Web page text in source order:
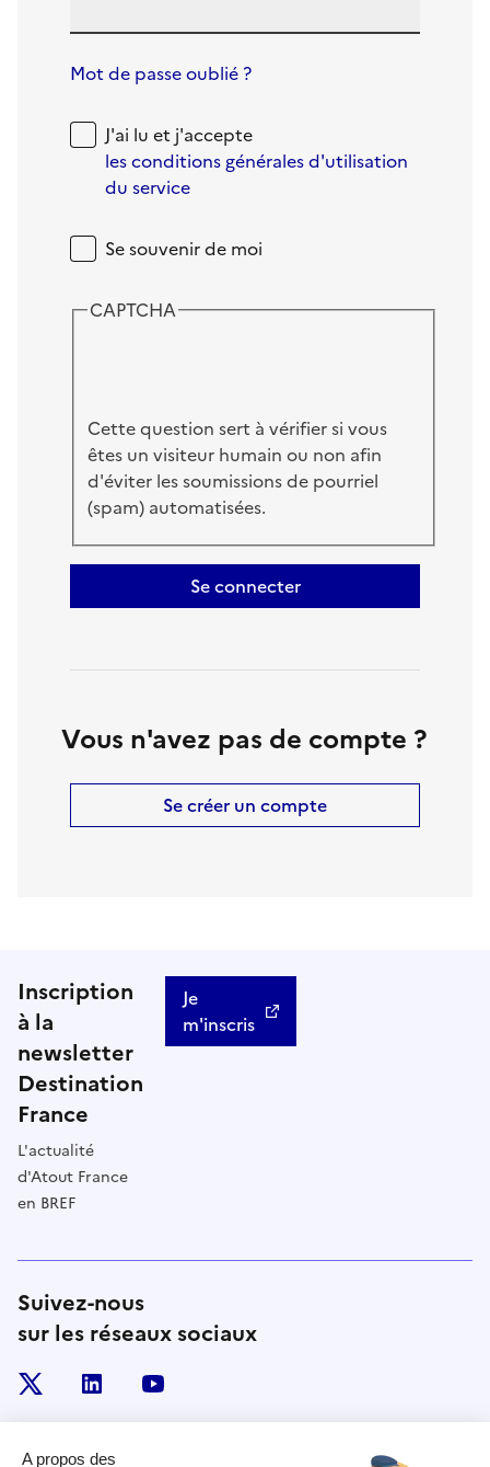
Mot de passe oublié ?
J'ai lu et j'accepte
les conditions générales d'utilisation
du service
Se souvenir de moi
CAPTCHA
Cette question sert à vérifier si vous
êtes un visiteur humain ou non afin
d'éviter les soumissions de pourriel
(spam) automatisées.
Se connecter
Vous n'avez pas de compte ?
Se créer un compte
Inscription
à la
newsletter
Destination
France
L'actualité
d'Atout France
en BREF
Je
m'inscris
Suivez-nous
sur les réseaux sociaux
linkedin